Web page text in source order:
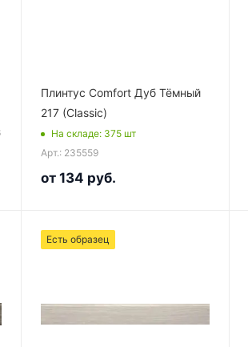
Плинтус Comfort Дуб Тёмный
217 (Classic)
На складе: 375 шт
Арт.: 235559
от 134 руб.
Есть образец